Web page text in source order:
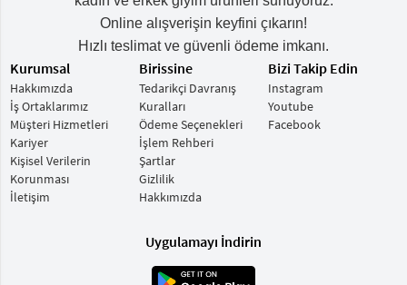
Online alışverişin keyfini çıkarın!
Hızlı teslimat ve güvenli ödeme imkanı.
Kurumsal
Hakkımızda
İş Ortaklarımız
Müşteri Hizmetleri
Kariyer
Kişisel Verilerin
Korunması
İletişim
Birissine
Tedarikçi Davranış
Kuralları
Ödeme Seçenekleri
İşlem Rehberi
Şartlar
Gizlilik
Hakkımızda
Bizi Takip Edin
Instagram
Youtube
Facebook
Uygulamayı İndirin